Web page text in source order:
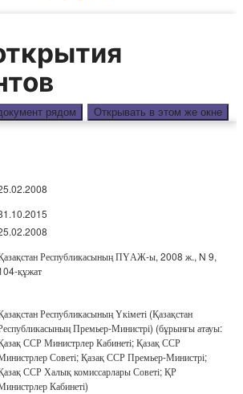
рядом Открывать в этом же окне
Республикасының ПҮАЖ-ы, 2008 ж., N 9,
құжат
Республикасының Үкіметі (Қазақстан
Премьер-Министрі) (бұрынғы атауы:
ССР Министрлер Кабинеті; Қазақ ССР
Советі; Қазақ ССР Премьер-Министрі;
ССР Халық комиссарлары Советі; ҚР
Кабинеті)